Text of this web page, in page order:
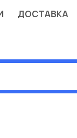
ДОСТАВКА